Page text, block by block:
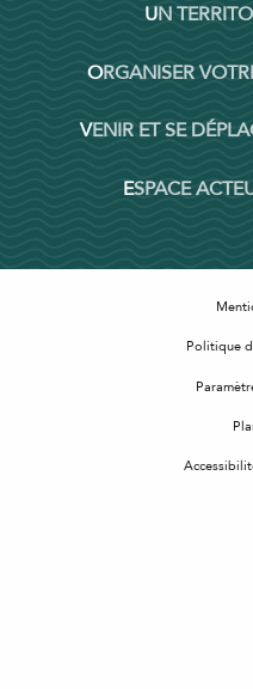
UN
ORGANISER
VENIR ET SE
ESPACE
Politique